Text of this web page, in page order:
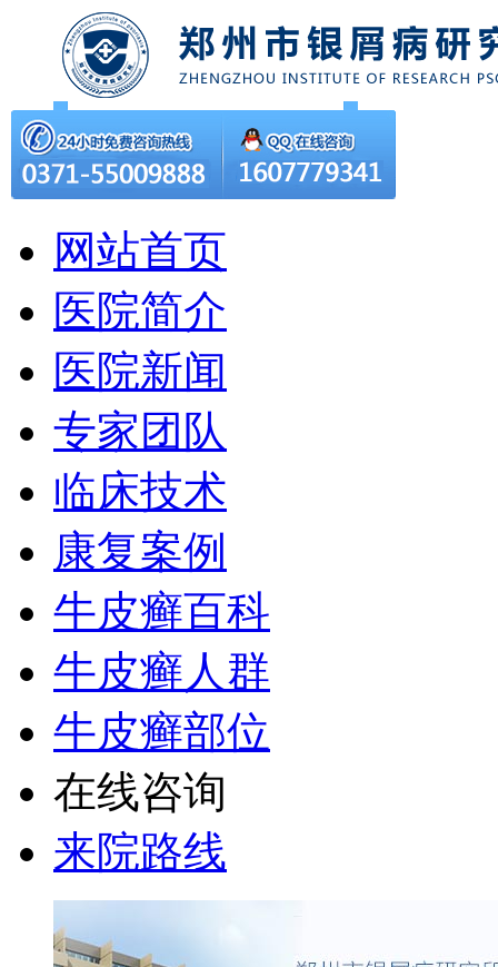
网站首页
医院简介
医院新闻
专家团队
临床技术
康复案例
牛皮癣百科
牛皮癣人群
牛皮癣部位
在线咨询
来院路线